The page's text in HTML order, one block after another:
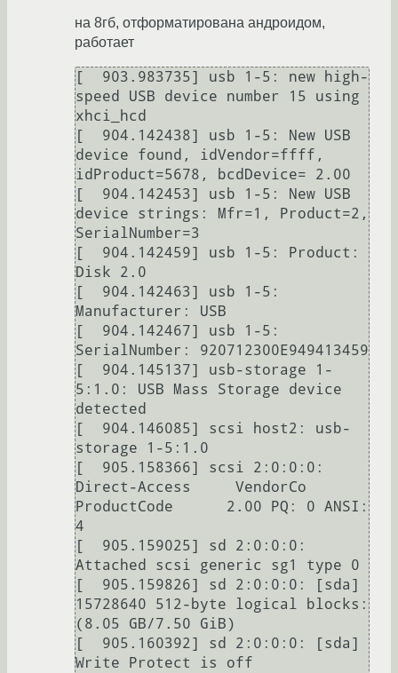
на 8гб, отформатирована андроидом,
работает
[  903.983735] usb 1-5: new high-
speed USB device number 15 using
xhci_hcd
[  904.142438] usb 1-5: New USB
device found, idVendor=ffff,
idProduct=5678, bcdDevice= 2.00
[  904.142453] usb 1-5: New USB
device strings: Mfr=1, Product=2,
SerialNumber=3
[  904.142459] usb 1-5: Product:
Disk 2.0
[  904.142463] usb 1-5:
Manufacturer: USB
[  904.142467] usb 1-5:
SerialNumber: 920712300E949413459
[  904.145137] usb-storage 1-
5:1.0: USB Mass Storage device
detected
[  904.146085] scsi host2: usb-
storage 1-5:1.0
[  905.158366] scsi 2:0:0:0:
Direct-Access     VendorCo
ProductCode      2.00 PQ: 0 ANSI:
4
[  905.159025] sd 2:0:0:0:
Attached scsi generic sg1 type 0
[  905.159826] sd 2:0:0:0: [sda]
15728640 512-byte logical blocks:
(8.05 GB/7.50 GiB)
[  905.160392] sd 2:0:0:0: [sda]
Write Protect is off